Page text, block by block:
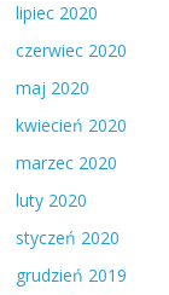
lipiec 2020
czerwiec 2020
maj 2020
kwiecień 2020
marzec 2020
luty 2020
styczeń 2020
grudzień 2019